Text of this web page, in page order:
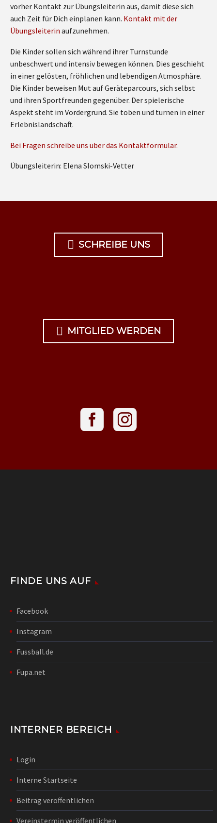
vorher Kontakt zur Übungsleiterin aus, damit diese sich
auch Zeit für Dich einplanen kann. Kontakt mit der
Übungsleiterin aufzunehmen.
Die Kinder sollen sich während ihrer Turnstunde
unbeschwert und intensiv bewegen können. Dies geschieht
in einer gelösten, fröhlichen und lebendigen Atmosphäre.
Die Kinder beweisen Mut auf Geräteparcours, sich selbst
und ihren Sportfreunden gegenüber. Der spielerische
Aspekt steht im Vordergrund. Sie toben und turnen in einer
Erlebnislandschaft.
Bei Fragen schreibe uns über das Kontaktformular.
Übungsleiterin: Elena Slomski-Vetter
 SCHREIBE UNS
 MITGLIED WERDEN
FINDE UNS AUF
Facebook
Instagram
Fussball.de
Fupa.net
INTERNER BEREICH
Login
Interne Startseite
Beitrag veröffentlichen
Vereinstermin veröffentlichen